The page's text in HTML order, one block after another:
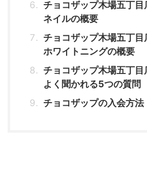
チョコザップ木場五丁目
ネイルの概要
チョコザップ木場五丁目
ホワイトニングの概要
チョコザップ木場五丁目
よく聞かれる5つの質問
チョコザップの入会方法